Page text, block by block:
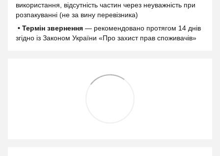
використання, відсутність частин через неуважність при
розпакуванні (не за вину перевізника)
• Термін звернення — рекомендовано протягом 14 днів
згідно із Законом України «Про захист прав споживачів»